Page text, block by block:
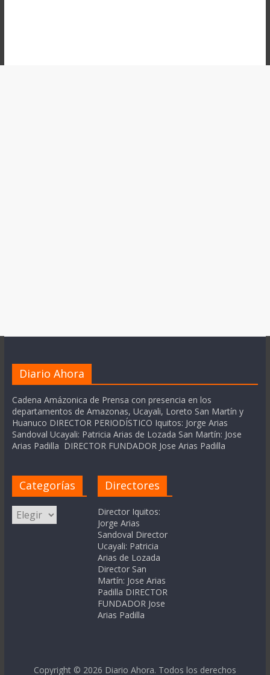
Diario Ahora
Cadena Amázonica de Prensa con presencia en los
departamentos de Amazonas, Ucayali, Loreto San Martín y
Huanuco DIRECTOR PERIODÍSTICO Iquitos: Jorge Arias
Sandoval Ucayali: Patricia Arias de Lozada San Martín: Jose
Arias Padilla DIRECTOR FUNDADOR Jose Arias Padilla
Categorías
Categorías
Directores
Director Iquitos:
Jorge Arias
Sandoval Director
Ucayali: Patricia
Arias de Lozada
Director San
Martín: Jose Arias
Padilla DIRECTOR
FUNDADOR Jose
Arias Padilla
Copyright © 2026 Diario Ahora. Todos los derechos